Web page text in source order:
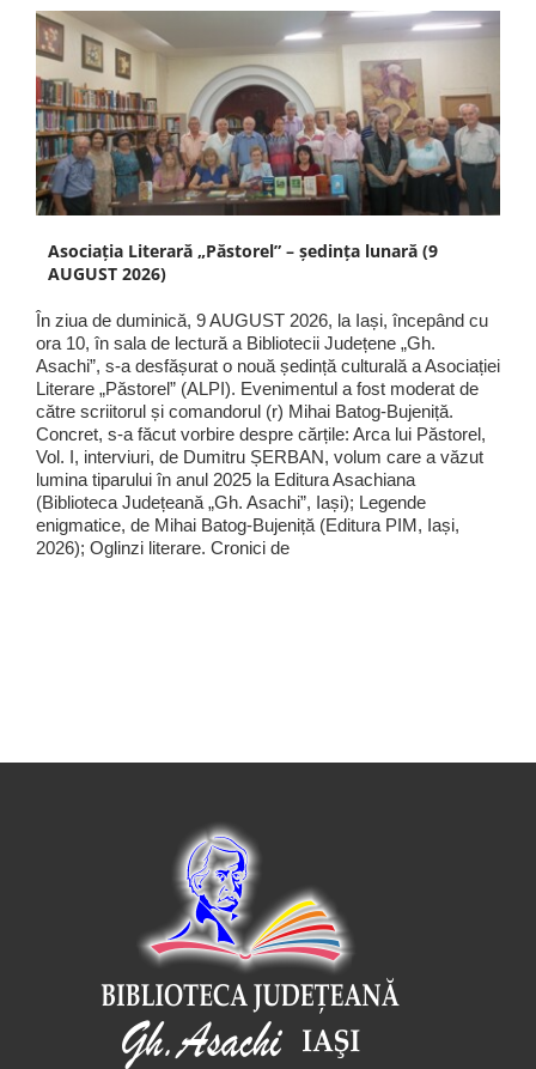
Asociația Literară „Păstorel” – ședința lunară (9
AUGUST 2026)
În ziua de duminică, 9 AUGUST 2026, la Iași, începând cu
ora 10, în sala de lectură a Bibliotecii Județene „Gh.
Asachi”, s-a desfășurat o nouă ședință culturală a Asociației
Literare „Păstorel” (ALPI). Evenimentul a fost moderat de
către scriitorul și comandorul (r) Mihai Batog-Bujeniță.
Concret, s-a făcut vorbire despre cărțile: Arca lui Păstorel,
Vol. I, interviuri, de Dumitru ȘERBAN, volum care a văzut
lumina tiparului în anul 2025 la Editura Asachiana
(Biblioteca Județeană „Gh. Asachi”, Iași); Legende
enigmatice, de Mihai Batog-Bujeniță (Editura PIM, Iași,
2026); Oglinzi literare. Cronici de